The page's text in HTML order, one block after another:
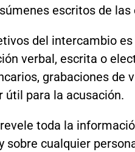
escritos de las
del intercambio
verbal, escrita o
grabaciones de
útil para la acusación.
toda la
sobre cualquier